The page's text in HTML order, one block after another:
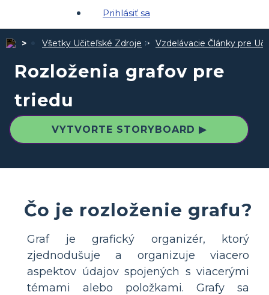
Prihlásiť sa
Všetky Učiteľské Zdroje Vzdelávacie Články pre
Rozloženia grafov pre
triedu
VYTVORTE STORYBOARD ▶
Čo je rozloženie grafu?
Graf je grafický organizér, ktorý
zjednodušuje a organizuje viacero
aspektov údajov spojených s viacerými
témami alebo položkami. Grafy sa